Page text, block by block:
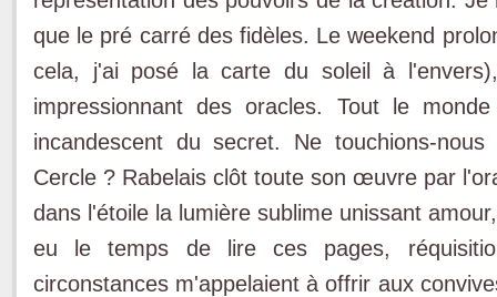
que le pré carré des fidèles. Le weekend
cela, j'ai posé la carte du soleil à
impressionnant des oracles. Tout le
incandescent du secret. Ne touchions-
Cercle ? Rabelais clôt toute son œuvre par
dans l'étoile la lumière sublime unissant
eu le temps de lire ces pages,
circonstances m'appelaient à offrir aux